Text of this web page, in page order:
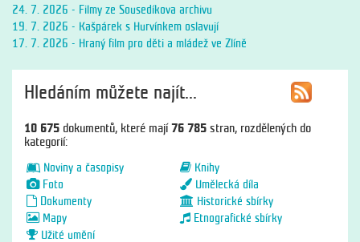
24. 7. 2026 - Filmy ze Sousedíkova archivu
19. 7. 2026 - Kašpárek s Hurvínkem oslavují
17. 7. 2026 - Hraný film pro děti a mládež ve Zlíně
Hledáním můžete najít...
10 675 dokumentů, které mají76 785 stran, rozdělených do
kategorií:
Noviny a časopisy
Knihy
Foto
Umělecká díla
Dokumenty
Historické sbírky
Mapy
Etnografické sbírky
Užité umění